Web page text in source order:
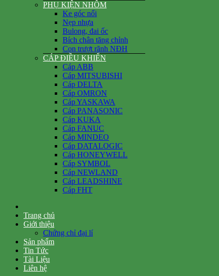
PHỤ KIỆN NHÔM
Ke góc nổi
Nẹp nhựa
Bulong, đai ốc
Bích chân tăng chỉnh
Con trượt rãnh NĐH
CÁP ĐIỀU KHIỂN
Cáp ABB
Cáp MITSUBISHI
Cáp DELTA
Cáp OMRON
Cáp YASKAWA
Cáp PANASONIC
Cáp KUKA
Cáp FANUC
Cáp MINDEO
Cáp DATALOGIC
Cáp HONEYWELL
Cáp SYMBOL
Cáp NEWLAND
Cáp LEADSHINE
Cáp FHT
Trang chủ
Giới thiệu
Chứng chỉ đại lí
Sản phẩm
Tin Tức
Tài Liệu
Liên hệ